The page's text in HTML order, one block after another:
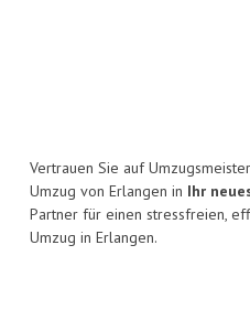
Vertrauen Sie auf
Umzug von Erlangen in Ihr
Partner für einen stressfreien,
Umzug in Erlangen.